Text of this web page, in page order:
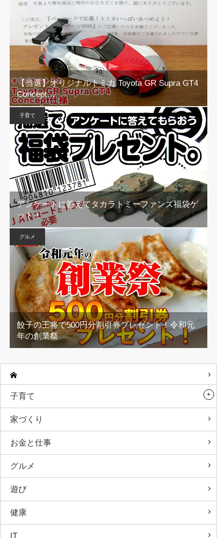
【当選】オリジナルトミカ Toyota GR Supra GT4
Concept…
子育て
アンケートに答えてタカラトミーファンズ福袋ゲ
ット！
グルメ
餃子の王将で500円分割引券プレゼント！令和元
年の創業祭
子育て
家づくり
お金と仕事
グルメ
遊び
健康
IT